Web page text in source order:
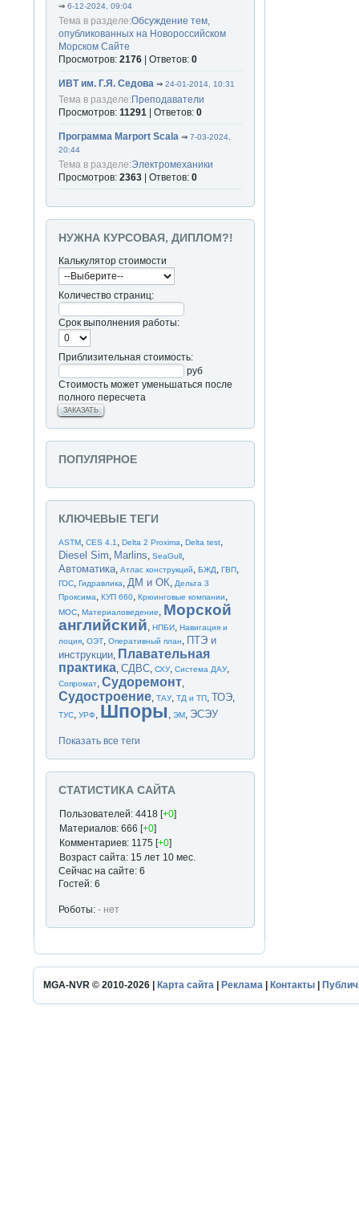
⇒6-12-2024, 09:04
Тема в разделе:Обсуждение тем,
опубликованных на Новороссийском
Морском Сайте
Просмотров:2176 | Ответов:0
ИВТ им. Г.Я. Седова ⇒24-01-2014, 10:31
Тема в разделе:Преподаватели
Просмотров:11291 | Ответов:0
Программа Marport Scala ⇒7-03-2024,
20:44
Тема в разделе:Электромеханики
Просмотров:2363 | Ответов:0
НУЖНА КУРСОВАЯ, ДИПЛОМ?!
Калькулятор стоимости
Количество страниц:
Срок выполнения работы:
Приблизительная стоимость:
руб
Стоимость может уменьшаться после
полного пересчета
ЗАКАЗАТЬ
ПОПУЛЯРНОЕ
КЛЮЧЕВЫЕ ТЕГИ
ASTM,CES 4.1 ,Delta 2 Proxima,Delta test,
Diesel Sim, Marlins,SeaGull,
Автоматика,Атлас конструкций,БЖД,ГВП,
ГОС,Гидравлика,ДМ и ОК,Дельта 3
Проксима,КУП 660,Крюинговые компании,
МОС,Материаловедение, Морской
английский,НПБИ,Навигация и
лоция,ОЭТ,Оперативный план, ПТЭ и
инструкции, Плавательная
практика,СДВС,СХУ,Система ДАУ,
Сопромат,Судоремонт,
Судостроение,ТАУ,ТД и ТП, ТОЭ,
ТУС,УРФ, Шпоры ,ЭМ, ЭСЭУ
Показать все теги
СТАТИСТИКА САЙТА
Пользователей: 4418 [+0]
Материалов: 666 [+0]
Комментариев: 1175 [+0]
Возраст сайта: 15 лет 10 мес.
Сейчас на сайте: 6
Гостей: 6
Роботы:- нет
MGA-NVR © 2010-2026 | Карта сайта Реклама Контакты